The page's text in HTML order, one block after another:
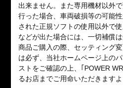
出来ません。また専用機材以外
行った場合、車両破損等の可能
された正規ソフトの使用以外で
などが出た場合には、一切補償は
商品ご購入の際、セッティング
は必ず、当社ホームページ上の
ストをご確認の上、｢POWER
るお店までご用命いただきます